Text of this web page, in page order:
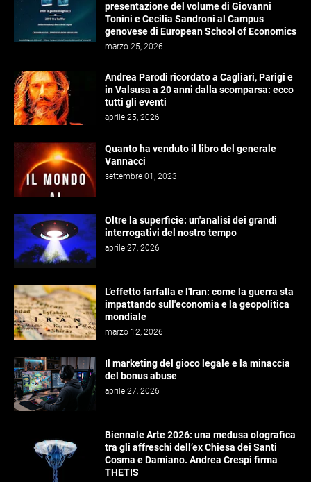
presentazione del volume di Giovanni
Tonini e Cecilia Sandroni al Campus
genovese di European School of Economics
marzo 25, 2026
Andrea Parodi ricordato a Cagliari, Parigi e
in Valsusa a 20 anni dalla scomparsa: ecco
tutti gli eventi
aprile 25, 2026
Quanto ha venduto il libro del generale
Vannacci
settembre 01, 2023
Oltre la superficie: un'analisi dei grandi
interrogativi del nostro tempo
aprile 27, 2026
L’effetto farfalla e l'Iran: come la guerra sta
impattando sull'economia e la geopolitica
mondiale
marzo 12, 2026
Il marketing del gioco legale e la minaccia
del bonus abuse
aprile 27, 2026
Biennale Arte 2026: una medusa olografica
tra gli affreschi dell’ex Chiesa dei Santi
Cosma e Damiano. Andrea Crespi firma
THETIS